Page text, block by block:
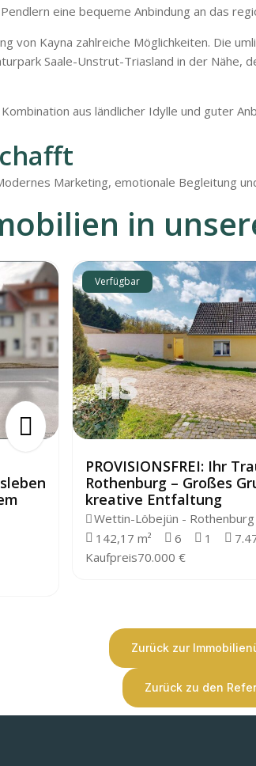
eine bequeme Anbindung an das
von Kayna zahlreiche Möglichkeiten. Die
Saale-Unstrut-Triasland in der Nähe,
aus ländlicher Idylle und guter
Marketing, emotionale Begleitung
in
Verfügbar
PROVISIONSFREI: Ihr
Rothenburg – Großes
kreative Entfaltung
Wettin-Löbejün - Rothenburg
142,17 m²
6 1
Kaufpreis70.000 €
Zurück zur
Zurück zu den